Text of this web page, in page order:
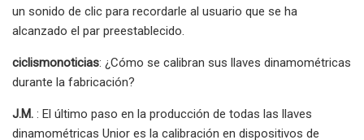
un sonido de clic para recordarle al usuario que se ha
alcanzado el par preestablecido.
ciclismonoticias: ¿Cómo se calibran sus llaves dinamométricas
durante la fabricación?
J.M. : El último paso en la producción de todas las llaves
dinamométricas Unior es la calibración en dispositivos de